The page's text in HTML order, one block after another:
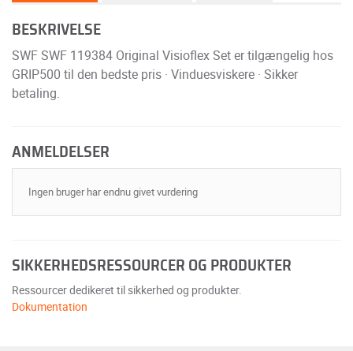
BESKRIVELSE
SWF SWF 119384 Original Visioflex Set er tilgængelig hos
GRIP500 til den bedste pris · Vinduesviskere · Sikker
betaling.
ANMELDELSER
Ingen bruger har endnu givet vurdering
SIKKERHEDSRESSOURCER OG PRODUKTER
Ressourcer dedikeret til sikkerhed og produkter.
Dokumentation